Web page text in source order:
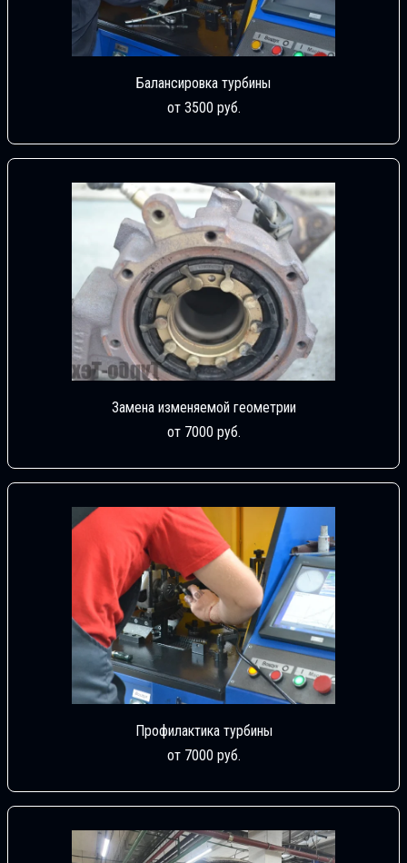
Балансировка турбины
от 3500 руб.
Замена изменяемой геометрии
от 7000 руб.
Профилактика турбины
от 7000 руб.